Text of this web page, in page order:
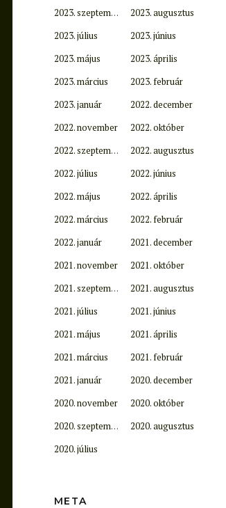
2023. szeptember
2023. augusztus
2023. július
2023. június
2023. május
2023. április
2023. március
2023. február
2023. január
2022. december
2022. november
2022. október
2022. szeptember
2022. augusztus
2022. július
2022. június
2022. május
2022. április
2022. március
2022. február
2022. január
2021. december
2021. november
2021. október
2021. szeptember
2021. augusztus
2021. július
2021. június
2021. május
2021. április
2021. március
2021. február
2021. január
2020. december
2020. november
2020. október
2020. szeptember
2020. augusztus
2020. július
META